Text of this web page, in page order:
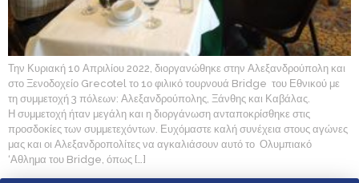
Την Κυριακή 10 Απριλίου 2022, διοργανώθηκε στην Αλεξανδρούπολη και
στο Ξενοδοχείο Grecotel το 1ο φιλικό τουρνουά Bridge του Εθνικού με
τη συμμετοχή 3 πόλεων: Αλεξανδρούπολης, Ξάνθης και Καβάλας.
Η συμμετοχή ήταν μεγάλη και η διοργάνωση ανταποκρίσθηκε στις
προσδοκίες των συμμετεχόντων. Ευχόμαστε καλή συνέχεια στους αγώνες
μας και οι Αλεξανδροπολίτες να αγκαλιάσουν αυτό το Ολυμπιακό
‘Αθλημα του Bridge, όπως […]